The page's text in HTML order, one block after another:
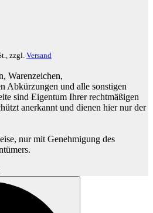
zzgl. Versand
Warenzeichen,
Abkürzungen und alle sonstigen
sind Eigentum Ihrer rechtmäßigen
anerkannt und dienen hier nur der
nur mit Genehmigung des